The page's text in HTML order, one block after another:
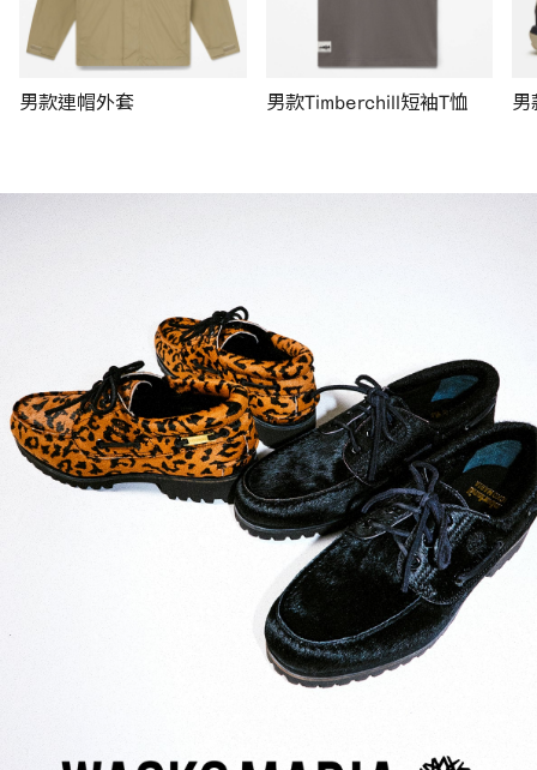
男款連帽外套 男款Timberchill短袖T恤 男